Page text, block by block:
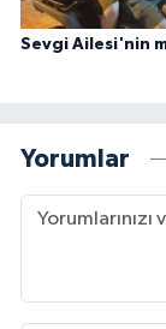
Sevgi Ailesi'nin
Yorumlar